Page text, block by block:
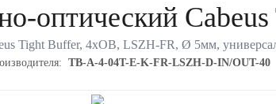
оптический
Tight Buffer, 4хОВ, LSZH-FR, Ø 5мм,
TB-A-4-04T-E-K-FR-LSZH-D-IN/OUT-40